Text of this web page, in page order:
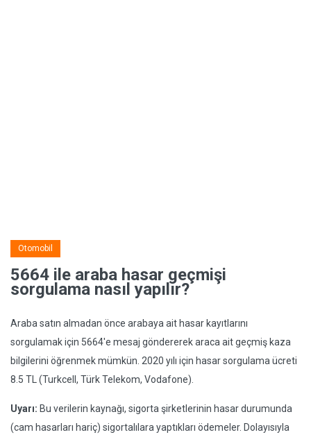
Otomobil
5664 ile araba hasar geçmişi
sorgulama nasıl yapılır?
Araba satın almadan önce arabaya ait hasar kayıtlarını
sorgulamak için 5664'e mesaj göndererek araca ait geçmiş kaza
bilgilerini öğrenmek mümkün. 2020 yılı için hasar sorgulama ücreti
8.5 TL (Turkcell, Türk Telekom, Vodafone).
Uyarı: Bu verilerin kaynağı, sigorta şirketlerinin hasar durumunda
(cam hasarları hariç) sigortalılara yaptıkları ödemeler. Dolayısıyla